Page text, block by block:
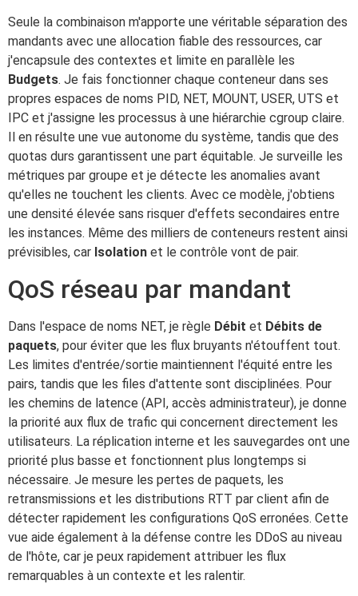
Seule la combinaison m'apporte une véritable séparation des
mandants avec une allocation fiable des ressources, car
j'encapsule des contextes et limite en parallèle les
Budgets. Je fais fonctionner chaque conteneur dans ses
propres espaces de noms PID, NET, MOUNT, USER, UTS et
IPC et j'assigne les processus à une hiérarchie cgroup claire.
Il en résulte une vue autonome du système, tandis que des
quotas durs garantissent une part équitable. Je surveille les
métriques par groupe et je détecte les anomalies avant
qu'elles ne touchent les clients. Avec ce modèle, j'obtiens
une densité élevée sans risquer d'effets secondaires entre
les instances. Même des milliers de conteneurs restent ainsi
prévisibles, car Isolation et le contrôle vont de pair.
QoS réseau par mandant
Dans l'espace de noms NET, je règle Débit et Débits de
paquets, pour éviter que les flux bruyants n'étouffent tout.
Les limites d'entrée/sortie maintiennent l'équité entre les
pairs, tandis que les files d'attente sont disciplinées. Pour
les chemins de latence (API, accès administrateur), je donne
la priorité aux flux de trafic qui concernent directement les
utilisateurs. La réplication interne et les sauvegardes ont une
priorité plus basse et fonctionnent plus longtemps si
nécessaire. Je mesure les pertes de paquets, les
retransmissions et les distributions RTT par client afin de
détecter rapidement les configurations QoS erronées. Cette
vue aide également à la défense contre les DDoS au niveau
de l'hôte, car je peux rapidement attribuer les flux
remarquables à un contexte et les ralentir.